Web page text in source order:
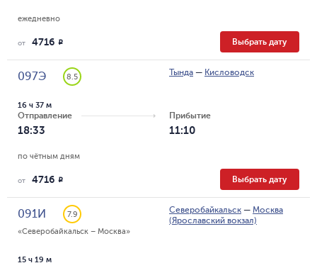
ежедневно
от 4716 R Выбрать дату
097Э 8.5 Тында — Кисловодск
Отправление
18:33
16 ч 37 м
Прибытие
11:10
по чётным дням
от 4716 R Выбрать дату
091И
7.9
«Северобайкальск – Москва»
Северобайкальск — Москва
(Ярославский вокзал)
15 ч 19 м